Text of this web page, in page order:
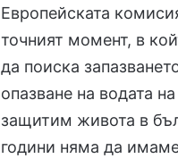
Европейската
точният момент, в
да поиска
опазване на водата
защитим живота в
години няма да